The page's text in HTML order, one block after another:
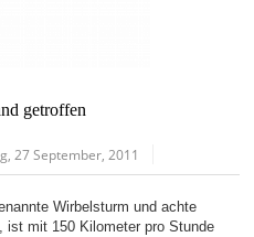
getroffen
27 September, 2011
Wirbelsturm und achte
ist mit 150 Kilometer pro Stunde